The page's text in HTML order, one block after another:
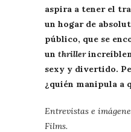
aspira a tener el
un hogar de
público, que se
un thriller
sexy y divertido.
¿quién manipula a
Entrevistas e
Films.